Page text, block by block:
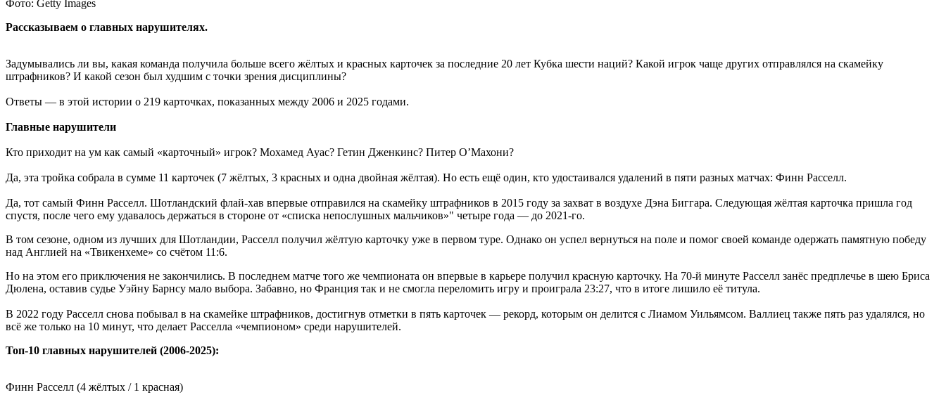
Фото: Getty Images
Рассказываем о главных нарушителях.
Задумывались ли вы, какая команда получила больше всего жёлтых и красных карточек за последние 20 лет Кубка шести наций? Какой игрок чаще других отправлялся на скамейку
штрафников? И какой сезон был худшим с точки зрения дисциплины?
Ответы — в этой истории о 219 карточках, показанных между 2006 и 2025 годами.
Главные нарушители
Кто приходит на ум как самый «карточный» игрок? Мохамед Ауас? Гетин Дженкинс? Питер О’Махони?
Да, эта тройка собрала в сумме 11 карточек (7 жёлтых, 3 красных и одна двойная жёлтая). Но есть ещё один, кто удостаивался удалений в пяти разных матчах: Финн Расселл.
Да, тот самый Финн Расселл. Шотландский флай-хав впервые отправился на скамейку штрафников в 2015 году за захват в воздухе Дэна Биггара. Следующая жёлтая карточка пришла год
спустя, после чего ему удавалось держаться в стороне от «списка непослушных мальчиков»" четыре года — до 2021-го.
В том сезоне, одном из лучших для Шотландии, Расселл получил жёлтую карточку уже в первом туре. Однако он успел вернуться на поле и помог своей команде одержать памятную победу
над Англией на «Твикенхеме» со счётом 11:6.
Но на этом его приключения не закончились. В последнем матче того же чемпионата он впервые в карьере получил красную карточку. На 70-й минуте Расселл занёс предплечье в шею Бриса
Дюлена, оставив судье Уэйну Барнсу мало выбора. Забавно, но Франция так и не смогла переломить игру и проиграла 23:27, что в итоге лишило её титула.
В 2022 году Расселл снова побывал в на скамейке штрафников, достигнув отметки в пять карточек — рекорд, которым он делится с Лиамом Уильямсом. Валлиец также пять раз удалялся, но
всё же только на 10 минут, что делает Расселла «чемпионом» среди нарушителей.
Топ-10 главных нарушителей (2006-2025):
Финн Расселл (4 жёлтых / 1 красная)